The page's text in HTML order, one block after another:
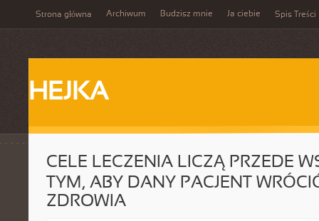
Strona główna Archiwum Budzisz mnie Ja ciebie Spis Treści
HEJKA
CELE LECZENIA LICZĄ PRZEDE
TYM, ABY DANY PACJENT
ZDROWIA